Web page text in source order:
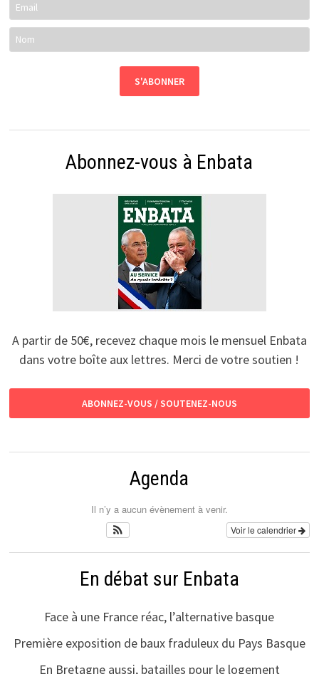
Abonnez-vous à Enbata
A partir de 50€, recevez chaque mois le mensuel Enbata
dans votre boîte aux lettres. Merci de votre soutien !
ABONNEZ-VOUS / SOUTENEZ-NOUS
Agenda
Il n’y a aucun évènement à venir.
Voir le calendrier
En débat sur Enbata
Face à une France réac, l’alternative basque
Première exposition de baux fraduleux du Pays Basque
En Bretagne aussi, batailles pour le logement